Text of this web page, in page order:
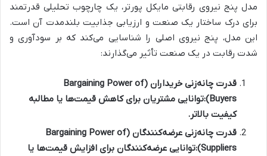
مدل پنج نیروی رقابتی مایکل پورتر، یک چارچوب تحلیلی قدرتمند
برای درک ساختار یک صنعت و ارزیابی جذابیت بلندمدت آن است.
این مدل، پنج نیروی اصلی را شناسایی می‌کند که بر سودآوری و
شدت رقابت در یک صنعت تأثیر می‌گذارند:
قدرت چانه‌زنی خریداران (Bargaining Power of
Buyers): توانایی مشتریان برای کاهش قیمت‌ها یا مطالبه
کیفیت بالاتر.
قدرت چانه‌زنی عرضه‌کنندگان (Bargaining Power of
Suppliers): توانایی عرضه‌کنندگان برای افزایش قیمت‌ها یا